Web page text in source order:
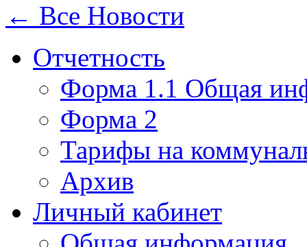
← Все Новости
Отчетность
Форма 1.1 Общая
Форма 2
Тарифы на
Архив
Личный кабинет